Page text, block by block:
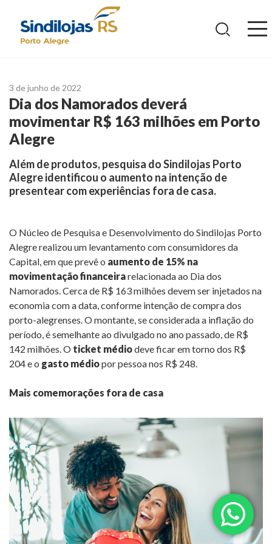
3 de junho de 2022
Dia dos Namorados deverá
movimentar R$ 163 milhões em Porto
Alegre
Além de produtos, pesquisa do Sindilojas Porto
Alegre identificou o aumento na intenção de
presentear com experiências fora de casa.
O Núcleo de Pesquisa e Desenvolvimento do Sindilojas Porto
Alegre realizou um levantamento com consumidores da
Capital, em que prevê o aumento de 15% na
movimentação financeirarelacionada ao Dia dos
Namorados. Cerca de R$ 163 milhões devem ser injetados na
economia com a data, conforme intenção de compra dos
porto-alegrenses. O montante, se considerada a inflação do
período, é semelhante ao divulgado no ano passado, de R$
142 milhões. O ticket médiodeve ficar em torno dos R$
204 e o gasto médiopor pessoa nos R$ 248.
Mais comemorações fora de casa